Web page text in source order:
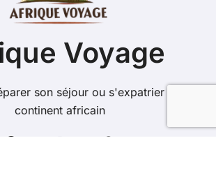
Voyage
son séjour ou s'expatrier sur le
continent africain